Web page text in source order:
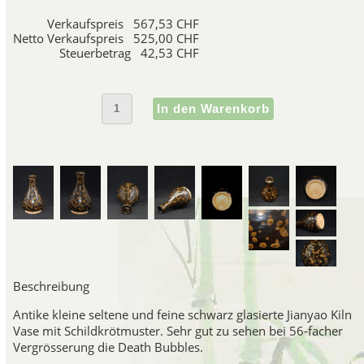
Guan Porzellan ist eine
wahrscheinlich zuerst im
Porzellan besteht aus
Ge
grauweisse Glasur mit einem
ihrer dekorativen
Verkaufspreis
567,53 CHF
Netto Verkaufspreis
525,00 CHF
Steuerbetrag
42,53 CHF
Beschreibung
Antike kleine seltene und feine schwarz glasierte Jianyao Kiln
Vase mit Schildkrötmuster. Sehr gut zu sehen bei 56-facher
Vergrösserung die Death Bubbles.